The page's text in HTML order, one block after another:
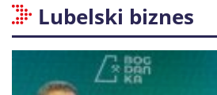
Lubelski biznes